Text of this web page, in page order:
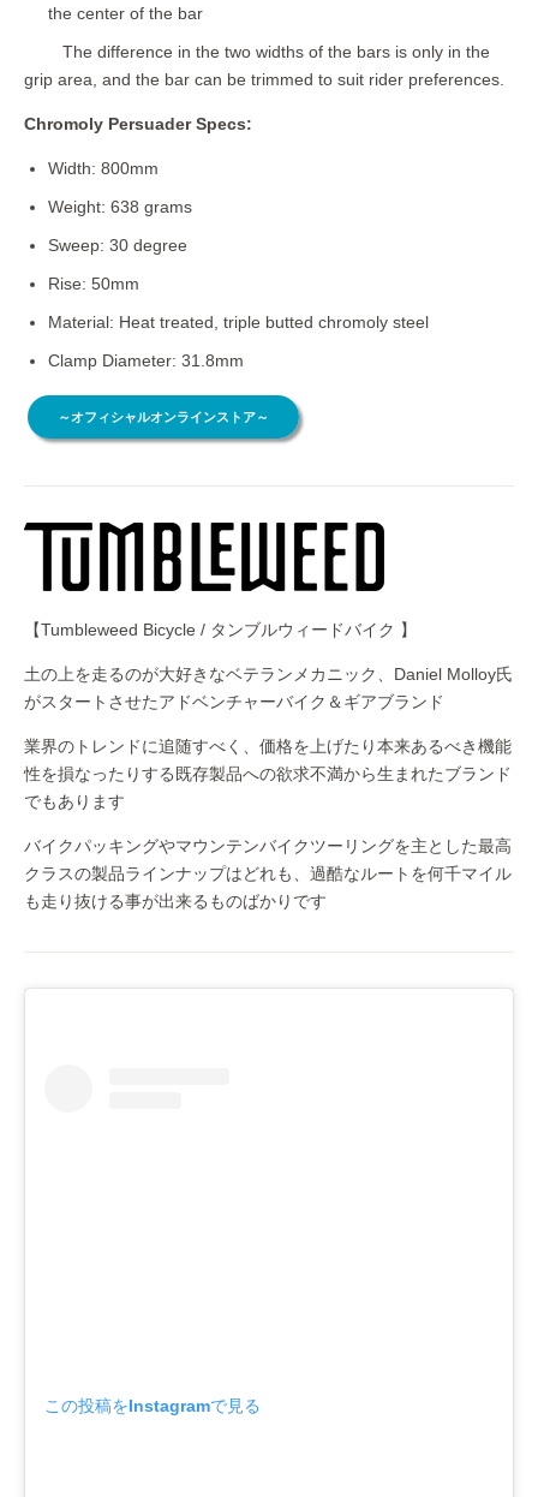
the center of the bar
The difference in the two widths of the bars is only in the
grip area, and the bar can be trimmed to suit rider preferences.
Chromoly Persuader Specs:
Width: 800mm
Weight: 638 grams
Sweep: 30 degree
Rise: 50mm
Material: Heat treated, triple butted chromoly steel
Clamp Diameter: 31.8mm
～オフィシャルオンラインストア～
【Tumbleweed Bicycle / タンブルウィードバイク 】
土の上を走るのが大好きなベテランメカニック、Daniel Molloy氏
がスタートさせたアドベンチャーバイク＆ギアブランド
業界のトレンドに追随すべく、価格を上げたり本来あるべき機能
性を損なったりする既存製品への欲求不満から生まれたブランド
でもあります
バイクパッキングやマウンテンバイクツーリングを主とした最高
クラスの製品ラインナップはどれも、過酷なルートを何千マイル
も走り抜ける事が出来るものばかりです
この投稿をInstagramで見る